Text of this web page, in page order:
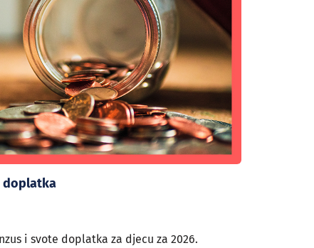
doplatka
i svote doplatka za djecu za 2026.